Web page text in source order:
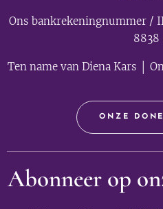
Ons bankrekeningnummer /
8838
Ten name van Diena Kars │
ONZE
Abonneer op